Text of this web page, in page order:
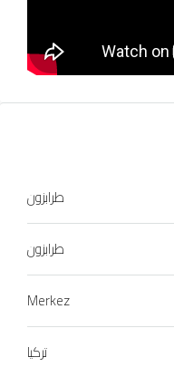
طرابزون
طرابزون
Merkez
تركيا